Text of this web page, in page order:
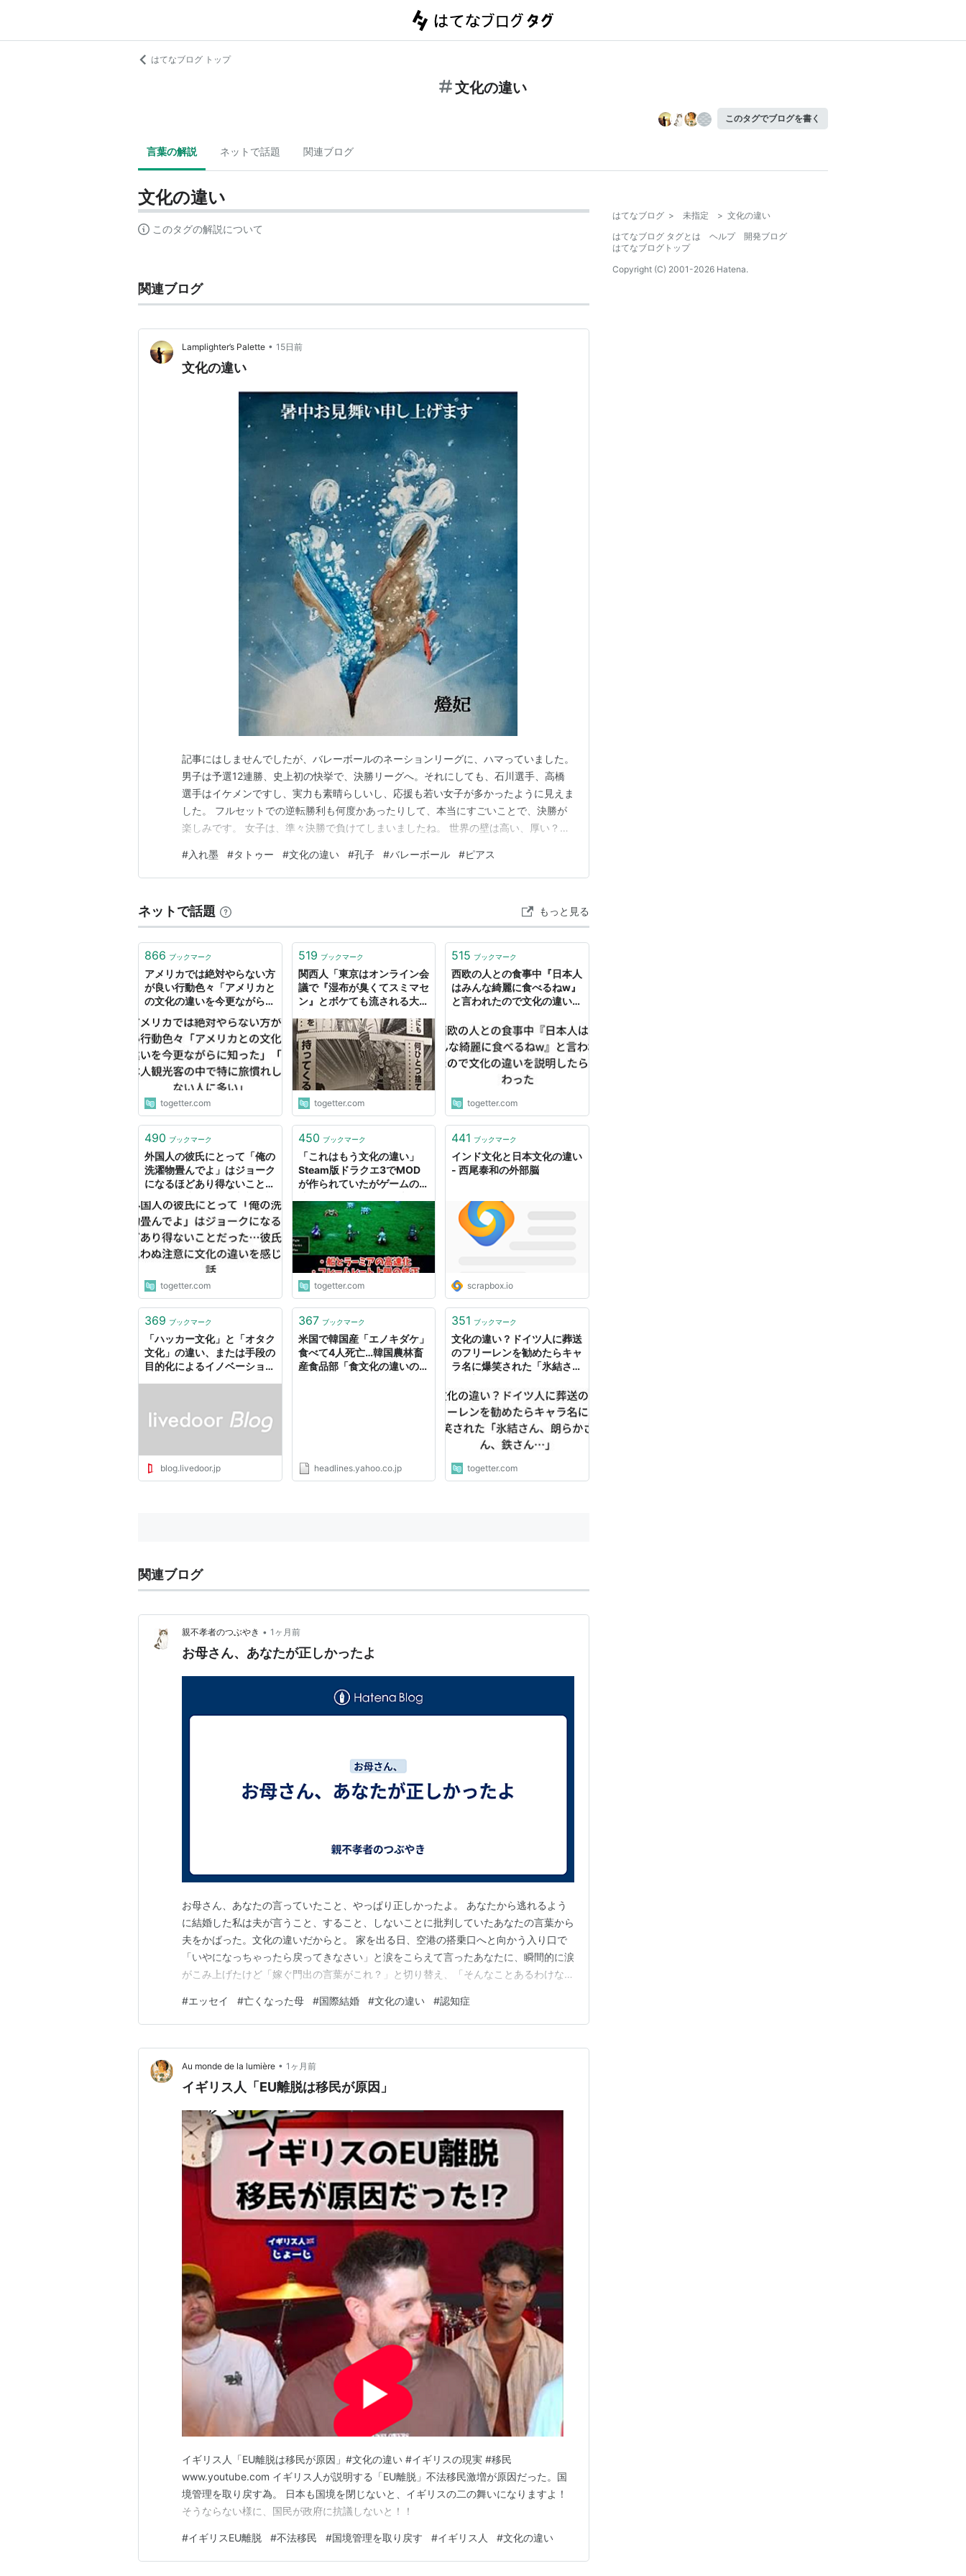
はてなブログ トップ
文化の違い
このタグでブログを書く
言葉の解説 ネットで話題 関連ブログ
文化の違い
このタグの解説について
関連ブログ
Lamplighter’s Palette • 15日前
文化の違い
記事にはしませんでしたが、バレーボールのネーションリーグに、ハマっていました。
男子は予選12連勝、史上初の快挙で、決勝リーグへ。それにしても、石川選手、高橋
選手はイケメンですし、実力も素晴らしいし、応援も若い女子が多かったように見えま
した。 フルセットでの逆転勝利も何度かあったりして、本当にすごいことで、決勝が
楽しみです。 女子は、準々決勝で負けてしまいましたね。 世界の壁は高い、厚い？頑
ている私。 学年で一人だけ逆上がりができませんでした。 そんな私ですが、中学の時
に、バレーボール部に入っていました。 万年補欠で…
#入れ墨 #タトゥー #文化の違い #孔子 #バレーボール #ピアス
ネットで話題 もっと見る
866 ブックマーク
アメリカでは絶対やらない方
が良い行動色々「アメリカと
の文化の違いを今更ながらに
で特に旅慣れしてない人に多
い」
togetter.com
519 ブックマーク
関西人「東京はオンライン会
議で『湿布が臭くてスミマセ
ン』とボケても流される大変
いにさまざまな反応集まる
togetter.com
515 ブックマーク
西欧の人との食事中『日本人
はみんな綺麗に食べるねw』
と言われたので文化の違いを
togetter.com
490 ブックマーク
外国人の彼氏にとって「俺の
洗濯物畳んでよ」はジョーク
になるほどあり得ないことだ
化の違いを感じた話
togetter.com
450 ブックマーク
「これはもう文化の違い」
Steam版ドラクエ3でMOD
が作られていたがゲームの改
ート作品、海外だと工業製品
としての側面がある
togetter.com
441 ブックマーク
インド文化と日本文化の違い
- 西尾泰和の外部脳
scrapbox.io
369 ブックマーク
「ハッカー文化」と「オタク
文化」の違い、または手段の
目的化によるイノベーション
blog.livedoor.jp
367 ブックマーク
米国で韓国産「エノキダケ」
食べて4人死亡…韓国農林畜
産食品部「食文化の違いのた
headlines.yahoo.co.jp
351 ブックマーク
文化の違い？ドイツ人に葬送
のフリーレンを勧めたらキャ
ラ名に爆笑された「氷結さ
togetter.com
関連ブログ
親不孝者のつぶやき • 1ヶ月前
お母さん、あなたが正しかったよ
お母さん、あなたの言っていたこと、やっぱり正しかったよ。 あなたから逃れるよう
に結婚した私は夫が言うこと、すること、しないことに批判していたあなたの言葉から
夫をかばった。文化の違いだからと。 家を出る日、空港の搭乗口へと向かう入り口で
「いやになっちゃったら戻ってきなさい」と涙をこらえて言ったあなたに、瞬間的に涙
がこみ上げたけど「嫁ぐ門出の言葉がこれ？」と切り替え、「そんなことあるわけない
ちに帰る道は絶たれた」と心の中でつぶやいた。 あなたがいなくなった今、夫をかば
う理由がなくなった。今まで口にすることのなかったことを…
#エッセイ #亡くなった母 #国際結婚 #文化の違い #認知症
Au monde de la lumière • 1ヶ月前
イギリス人「EU離脱は移民が原因」
イギリス人「EU離脱は移民が原因」#文化の違い #イギリスの現実 #移民
www.youtube.com イギリス人が説明する「EU離脱」不法移民激増が原因だった。国
境管理を取り戻す為。 日本も国境を閉じないと、イギリスの二の舞いになりますよ！
そうならない様に、国民が政府に抗議しないと！！
#イギリスEU離脱 #不法移民 #国境管理を取り戻す #イギリス人 #文化の違い
はてなブログ > 未指定 > 文化の違い
はてなブログ タグとは
ヘルプ
開発ブログ
はてなブログトップ
Copyright (C) 2001-2026 Hatena.